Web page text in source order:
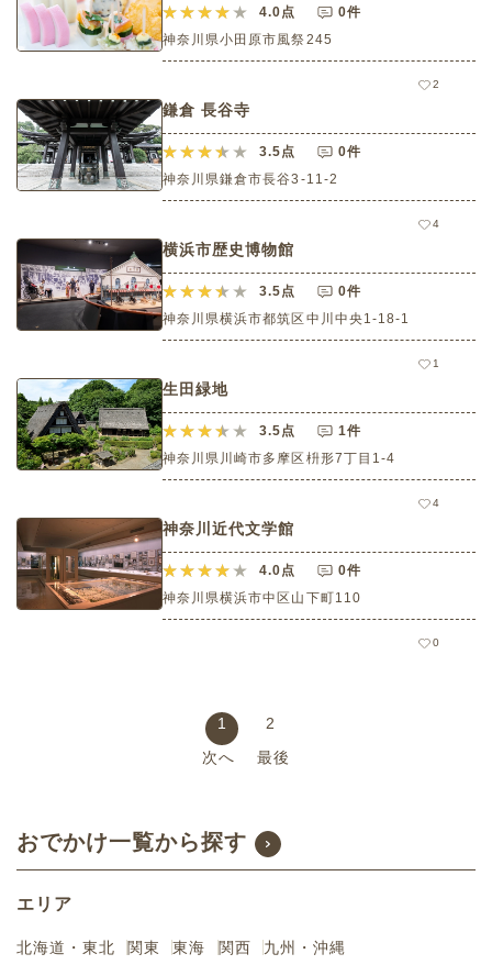
4.0点
0件
神奈川県小田原市風祭245
2
鎌倉 長谷寺
3.5点
0件
神奈川県鎌倉市長谷3-11-2
4
横浜市歴史博物館
3.5点
0件
神奈川県横浜市都筑区中川中央1-18-1
1
生田緑地
3.5点
1件
神奈川県川崎市多摩区枡形7丁目1-4
4
神奈川近代文学館
4.0点
0件
神奈川県横浜市中区山下町110
0
1
2
次へ
最後
おでかけ一覧から探す
エリア
北海道・東北 関東 東海 関西 九州・沖縄